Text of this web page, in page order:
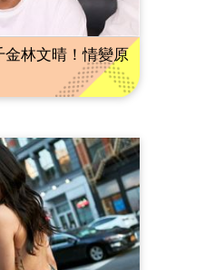
林文晴！情變原